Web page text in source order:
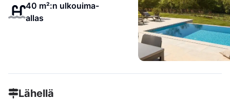
40 m²:n ulkouima-
allas
Lähellä